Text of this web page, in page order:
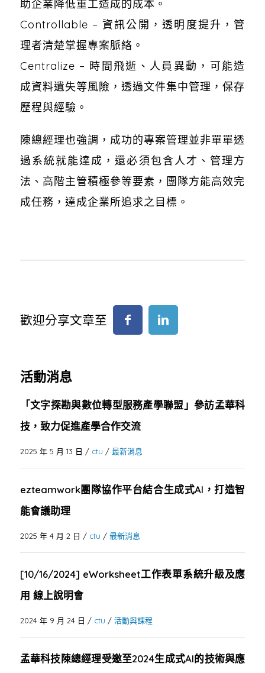
助企業降低重工造成的成本。
Controllable – 資訊公開，透明度提升，管
理者清楚掌握專案脈絡。
Centralize – 時間飛逝、人員異動，可能造
成資料遺失等風險，透過文件集中管理，保存
歷程與經驗。
陳總經理也強調，成功的專案管理並非單單透
過系統就能達成，還必須包含人才、管理方
法、高階主管積極參等要素，團隊方能高效完
成任務，達成企業所追求之目標。
歡迎分享文章至
活動消息
「文字探勘與數位轉型服務產學聯盟」參訪孟華科
技，致力促進產學合作交流
2025 年 5 月 13 日 / ctu / 最新消息
ezteamwork團隊協作平台結合生成式AI，打造智
能會議助理
2025 年 4 月 2 日 / ctu / 最新消息
[10/16/2024] eWorksheet工作表單系統升級及應
用 線上說明會
2024 年 9 月 24 日 / ctu / 活動與課程
孟華科技陳總經理受邀至2024生成式AI的技術與應